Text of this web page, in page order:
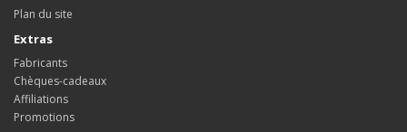
Plan du site
Extras
Fabricants
Chèques-cadeaux
Affiliations
Promotions